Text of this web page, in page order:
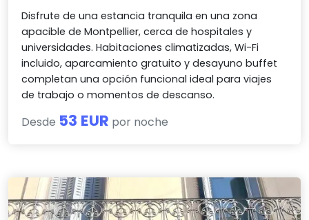
Disfrute de una estancia tranquila en una zona
apacible de Montpellier, cerca de hospitales y
universidades. Habitaciones climatizadas, Wi-Fi
incluido, aparcamiento gratuito y desayuno buffet
completan una opción funcional ideal para viajes
de trabajo o momentos de descanso.
Desde 53 EUR por noche